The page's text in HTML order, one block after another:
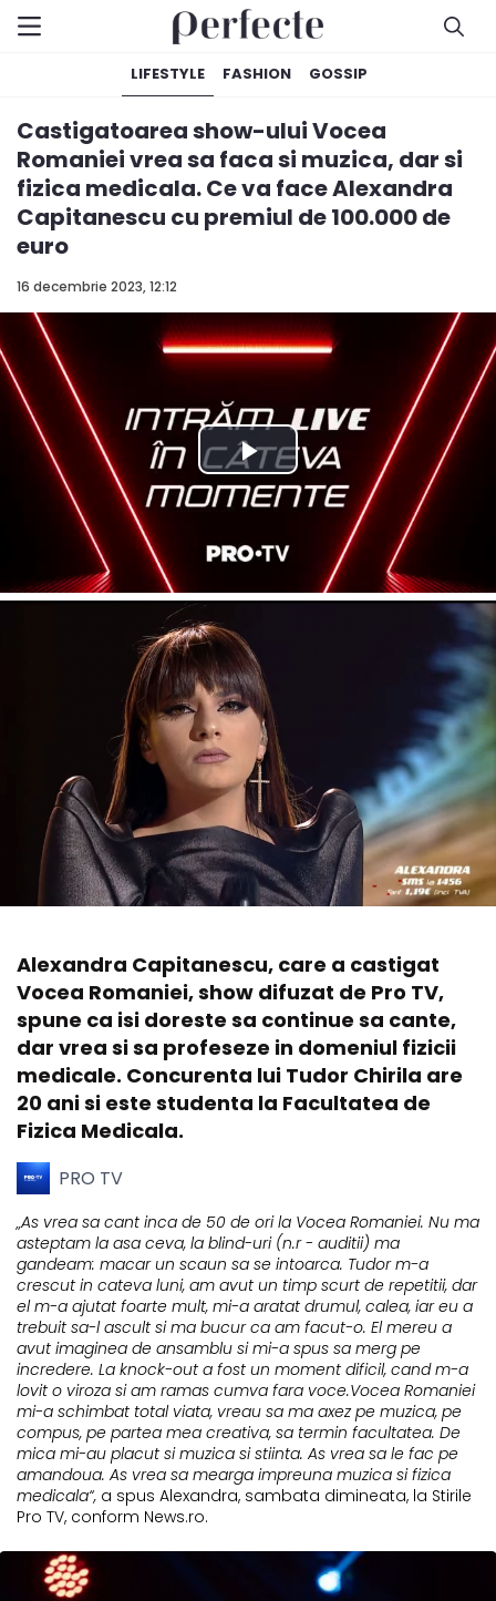
LIFESTYLE FASHION GOSSIP
16 decembrie 2023, 12:12
Castigatoarea show-ului Vocea
Romaniei vrea sa faca si muzica, dar si
fizica medicala. Ce va face Alexandra
Capitanescu cu premiul de 100.000 de
euro
Alexandra Capitanescu, care a castigat
Vocea Romaniei, show difuzat de Pro TV,
spune ca isi doreste sa continue sa cante,
dar vrea si sa profeseze in domeniul fizicii
medicale. Concurenta lui Tudor Chirila are
20 ani si este studenta la Facultatea de
Fizica Medicala.
PRO TV
„As vrea sa cant inca de 50 de ori la Vocea Romaniei. Nu ma
asteptam la asa ceva, la blind-uri (n.r - auditii) ma
gandeam: macar un scaun sa se intoarca. Tudor m-a
crescut in cateva luni, am avut un timp scurt de repetitii, dar
el m-a ajutat foarte mult, mi-a aratat drumul, calea, iar eu a
trebuit sa-l ascult si ma bucur ca am facut-o. El mereu a
avut imaginea de ansamblu si mi-a spus sa merg pe
incredere. La knock-out a fost un moment dificil, cand m-a
lovit o viroza si am ramas cumva fara voce.Vocea Romaniei
mi-a schimbat total viata, vreau sa ma axez pe muzica, pe
compus, pe partea mea creativa, sa termin facultatea. De
mica mi-au placut si muzica si stiinta. As vrea sa le fac pe
amandoua. As vrea sa mearga impreuna muzica si fizica
medicala“, a spus Alexandra, sambata dimineata, la Stirile
Pro TV, conform News.ro.